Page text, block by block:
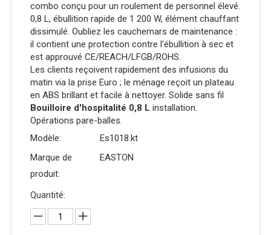
combo conçu pour un roulement de personnel élevé.
0,8 L, ébullition rapide de 1 200 W, élément chauffant
dissimulé. Oubliez les cauchemars de maintenance :
il contient une protection contre l'ébullition à sec et
est approuvé CE/REACH/LFGB/ROHS.
Les clients reçoivent rapidement des infusions du
matin via la prise Euro ; le ménage reçoit un plateau
en ABS brillant et facile à nettoyer. Solide sans fil
Bouilloire d'hospitalité 0,8 L installation.
Opérations pare-balles.
Modèle:
Es1018.kt
Marque de
produit:
EASTON
Quantité: